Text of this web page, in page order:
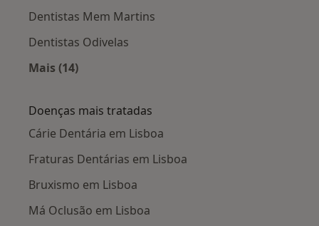
Dentistas Mem Martins
Dentistas Odivelas
Mais (14)
Doenças mais tratadas
Cárie Dentária em Lisboa
Fraturas Dentárias em Lisboa
Bruxismo em Lisboa
Má Oclusão em Lisboa